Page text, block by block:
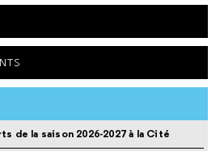
de la saison 2026-2027 à la Cité